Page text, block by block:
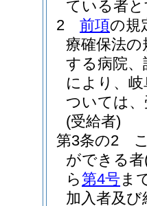
ている者
2
前項の規
療確保法の
する病院
により、
ついては
(受給者)
第3条の2
ができる者
ら第4号ま
加入者及